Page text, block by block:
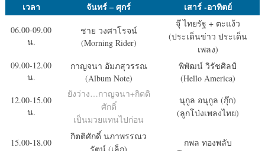
เวลา
จันทร์ – ศุกร์ เสาร์ -อาทิตย์
06.00-09.00
น.
ชาย วงศาโรจน์
(Morning Rider)
จุ๊ ไทยรัฐ + ตะแง้ว
(ประเด็นข่าว ประเด็น
เพลง)
09.00-12.00
น.
กาญจนา อัมภสุวรรณ
(Album Note)
พิพัฒน์ วิรัชศิลป์
(Hello America)
12.00-15.00
น.
ยังว่าง…กาญจนา+กิตติ
ศักดิ์
เป็นมวยแทนไปก่อน
นุกูล อนุกูล (กุ๊ก)
(ลูกโป่งเพลงไทย)
15.00-18.00
กิตติศักดิ์ นภาพรรณว
กพล ทองพลับ